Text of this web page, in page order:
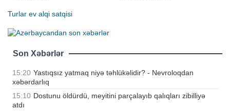
Turlar ev alqi satqisi
Son Xəbərlər
15:20 Yastıqsız yatmaq niyə təhlükəlidir? - Nevroloqdan
xəbərdarlıq
15:10 Dostunu öldürdü, meyitini parçalayıb qalıqları zibilliyə
atdı